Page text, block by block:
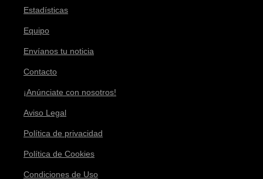
Estadísticas
Equipo
Envíanos tu noticia
Contacto
¡Anúnciate con nosotros!
Aviso Legal
Política de privacidad
Política de Cookies
Condiciones de Uso